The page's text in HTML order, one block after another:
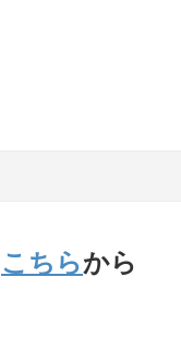
こちらから